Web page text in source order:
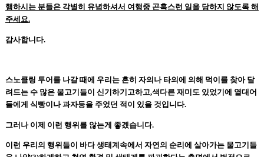
행하시는 분들은 각별히 유념하셔서 여행중 곤혹스런 일을 당하지 않도록 해
주세요.
감사합니다.
스노클링 투어를 나갈 때에 우리는 흔히 자의나 타의에 의해 먹이를 찾아 달
려드는 수 많은 물고기들이 신기하기고하고,색다른 재미도 있었기에 열대어
들에게 식빵이나 과자등을 주었던 적이 있을 것입니다.
그러나 이제 이런 행위를 않는게 좋겠습니다.
이런 우리의 행위들이 바다 생태계속에서 자연의 순리에 살아가는 물고기들